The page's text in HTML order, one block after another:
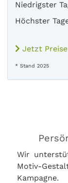
Niedrigster
Höchster
Jetzt
* Stand 2025
Wir
Motiv-